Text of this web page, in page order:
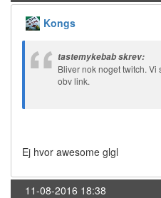
Kongs
tastemykebab skrev:
Bliver nok noget twitch. Vi
obv link.
Ej hvor awesome glgl
11-08-2016 18:38